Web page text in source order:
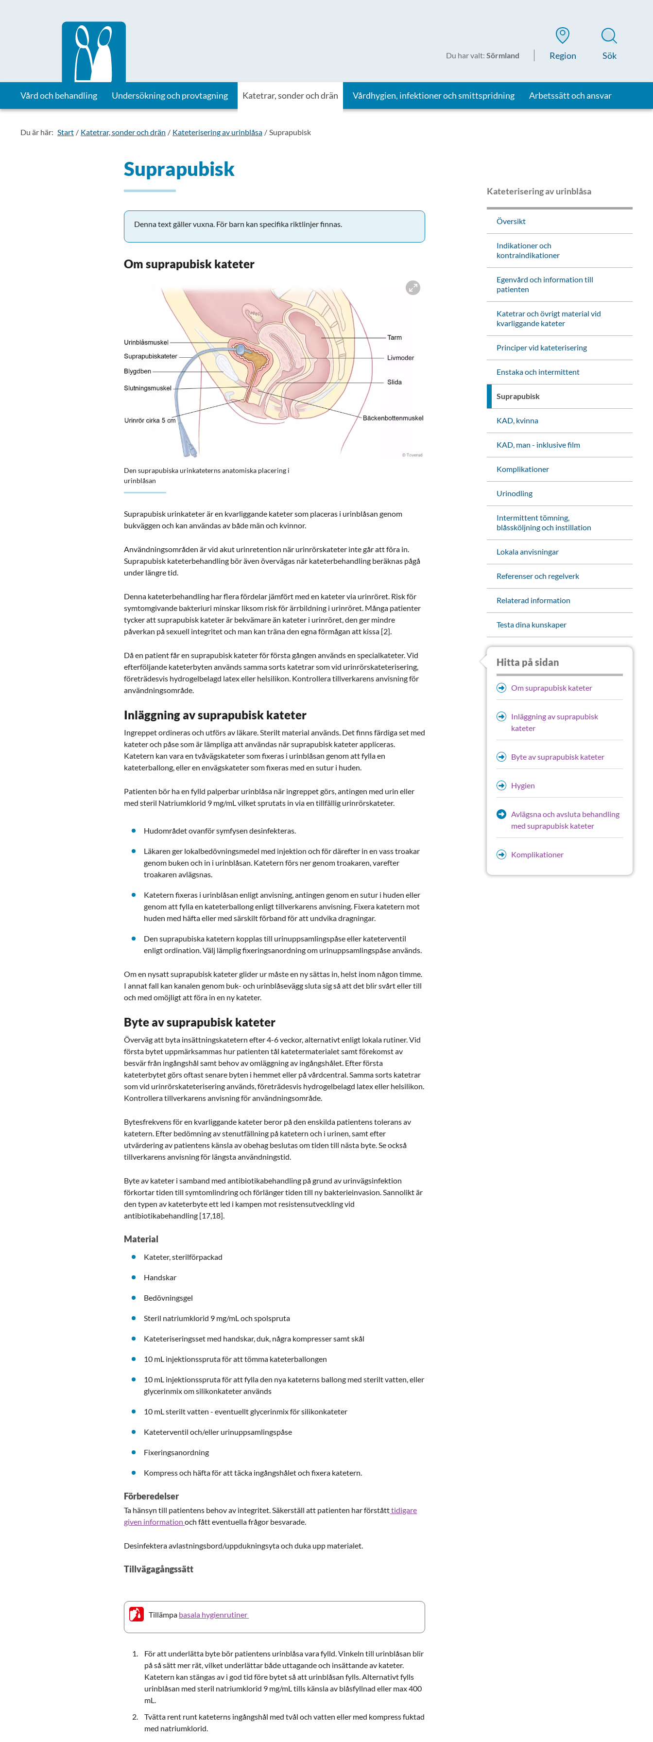
Till startsidan för Vårdhandboken
Du har valt: Sörmland Region Sök
Vård och behandling Undersökning och provtagning Katetrar, sonder och drän Vårdhygien, infektioner och smittspridning Arbetssätt och ansvar
Du är här: Start Katetrar, sonder och drän Kateterisering av urinblåsa Suprapubisk
Suprapubisk
Denna text gäller vuxna. För barn kan specifika riktlinjer finnas.
Om suprapubisk kateter
Den suprapubiska urinkateterns anatomiska placering i
urinblåsan
Suprapubisk urinkateter är en kvarliggande kateter som placeras i urinblåsan genom
bukväggen och kan användas av både män och kvinnor.
Användningsområden är vid akut urinretention när urinrörskateter inte går att föra in.
Suprapubisk kateterbehandling bör även övervägas när kateterbehandling beräknas pågå
under längre tid.
Denna kateterbehandling har flera fördelar jämfört med en kateter via urinröret. Risk för
symtomgivande bakteriuri minskar liksom risk för ärrbildning i urinröret. Många patienter
tycker att suprapubisk kateter är bekvämare än kateter i urinröret, den ger mindre
påverkan på sexuell integritet och man kan träna den egna förmågan att kissa [2].
Då en patient får en suprapubisk kateter för första gången används en specialkateter. Vid
efterföljande kateterbyten används samma sorts katetrar somvid urinrörskateterisering,
företrädesvis hydrogelbelagd latex eller helsilikon. Kontrollera tillverkarens anvisning för
användningsområde.
Inläggning av suprapubisk kateter
Ingreppet ordineras och utförs av läkare. Sterilt material används. Det finns färdiga set med
kateter och påse som är lämpliga att användas när suprapubisk kateter appliceras.
Katetern kan vara en tvåvägskateter som fixeras i urinblåsan genom att fylla en
kateterballong, eller en envägskateter som fixeras med en sutur i huden.
Patienten bör ha en fylld palperbar urinblåsa när ingreppet görs, antingen med urin eller
med steril Natriumklorid 9 mg/mL vilket sprutats in via en tillfällig urinrörskateter.
Hudområdet ovanför symfysen desinfekteras.
Läkaren ger lokalbedövningsmedel med injektion och för därefter in en vass troakar
genom buken och in i urinblåsan. Katetern förs ner genom troakaren, varefter
troakaren avlägsnas.
Katetern fixeras i urinblåsan enligt anvisning, antingen genom en sutur i huden eller
genom att fylla en kateterballong enligt tillverkarens anvisning. Fixera katetern mot
huden med häfta eller med särskilt förband för att undvika dragningar.
Den suprapubiska katetern kopplas till urinuppsamlingspåse eller kateterventil
enligt ordination. Välj lämplig fixeringsanordning om urinuppsamlingspåse används.
Om en nysatt suprapubisk kateter glider ur måste en ny sättas in, helst inom någon timme.
I annat fall kan kanalen genom buk- och urinblåsevägg sluta sig så att det blir svårt eller till
och med omöjligt att föra in en ny kateter.
Byte av suprapubisk kateter
Överväg att byta insättningskatetern efter 4-6 veckor, alternativt enligt lokala rutiner. Vid
första bytet uppmärksammas hur patienten tål katetermaterialet samt förekomst av
besvär från ingångshål samt behov av omläggning av ingångshålet. Efter första
kateterbytet görs oftast senare byten i hemmet eller på vårdcentral. Samma sorts katetrar
som vid urinrörskateterisering används, företrädesvis hydrogelbelagd latex eller helsilikon.
Kontrollera tillverkarens anvisning för användningsområde.
Bytesfrekvens för en kvarliggande kateter beror på den enskilda patientens tolerans av
katetern. Efter bedömning av stenutfällning på katetern och i urinen, samt efter
utvärdering av patientens känsla av obehag beslutas om tiden till nästa byte. Se också
tillverkarens anvisning för längsta användningstid.
Byte av kateter i samband med antibiotikabehandling på grund av urinvägsinfektion
förkortar tiden till symtomlindring och förlänger tiden till ny bakterieinvasion. Sannolikt är
den typen av kateterbyte ett led i kampen mot resistensutveckling vid
antibiotikabehandling [17,18].
Material
Kateter, sterilförpackad
Handskar
Bedövningsgel
Steril natriumklorid 9 mg/mL och spolspruta
Kateteriseringsset med handskar, duk, några kompresser samt skål
10 mL injektionsspruta för att tömma kateterballongen
10 mL injektionsspruta för att fylla den nya kateterns ballong med sterilt vatten, eller
glycerinmix om silikonkateter används
10 mL sterilt vatten - eventuellt glycerinmix för silikonkateter
Kateterventil och/eller urinuppsamlingspåse
Fixeringsanordning
Kompress och häfta för att täcka ingångshålet och fixera katetern.
Förberedelser
Ta hänsyn till patientens behov av integritet. Säkerställ att patienten har förståtttidigare
given informationoch fått eventuella frågor besvarade.
Desinfektera avlastningsbord/uppdukningsyta och duka upp materialet.
Tillvägagångssätt
Tillämpa basala hygienrutiner
För att underlätta byte bör patientens urinblåsa vara fylld. Vinkeln till urinblåsan blir
på så sätt mer rät, vilket underlättar både uttagande och insättande av kateter.
Katetern kan stängas av i god tid före bytet så att urinblåsan fylls. Alternativt fylls
urinblåsan med steril natriumklorid 9 mg/mL tills känsla av blåsfyllnad eller max 400
mL.
Tvätta rent runt kateterns ingångshål med tvål och vatten eller med kompress fuktad
med natriumklorid.
Kateterisering av urinblåsa
Översikt
Indikationer och
kontraindikationer
Egenvård och information till
patienten
Katetrar och övrigt material vid
kvarliggande kateter
Principer vid kateterisering
Enstaka och intermittent
Suprapubisk
KAD, kvinna
KAD, man - inklusive film
Komplikationer
Urinodling
Intermittent tömning,
blåssköljning och instillation
Lokala anvisningar
Referenser och regelverk
Relaterad information
Testa dina kunskaper
Hitta på sidan
Om suprapubisk kateter
Inläggning av suprapubisk
kateter
Byte av suprapubisk kateter
Hygien
Avlägsna och avsluta behandling
med suprapubisk kateter
Komplikationer